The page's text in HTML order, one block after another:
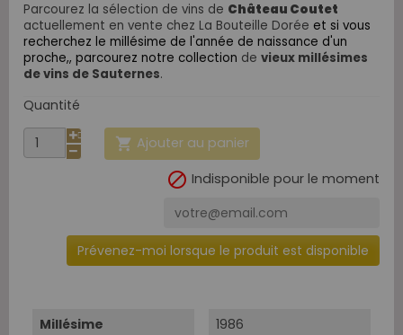
Parcourez la sélection de vins de Château Coutet
actuellement en vente chez La Bouteille Dorée et si vous
recherchez le millésime de l'année de naissance d'un
proche,, parcourez notre collection de vieux millésimes
de vins de Sauternes.
Quantité
 Ajouter au panier
 Indisponible pour le moment
Prévenez-moi lorsque le produit est disponible
Millésime 1986